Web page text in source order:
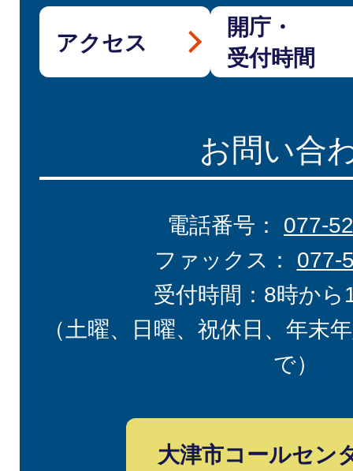
アクセス
開庁・
受付時間
お問い合
電話番号： 077-
ファックス： 077-
受付時間：8時から
（土曜、日曜、祝休日、年末
で）
大津市コールセン